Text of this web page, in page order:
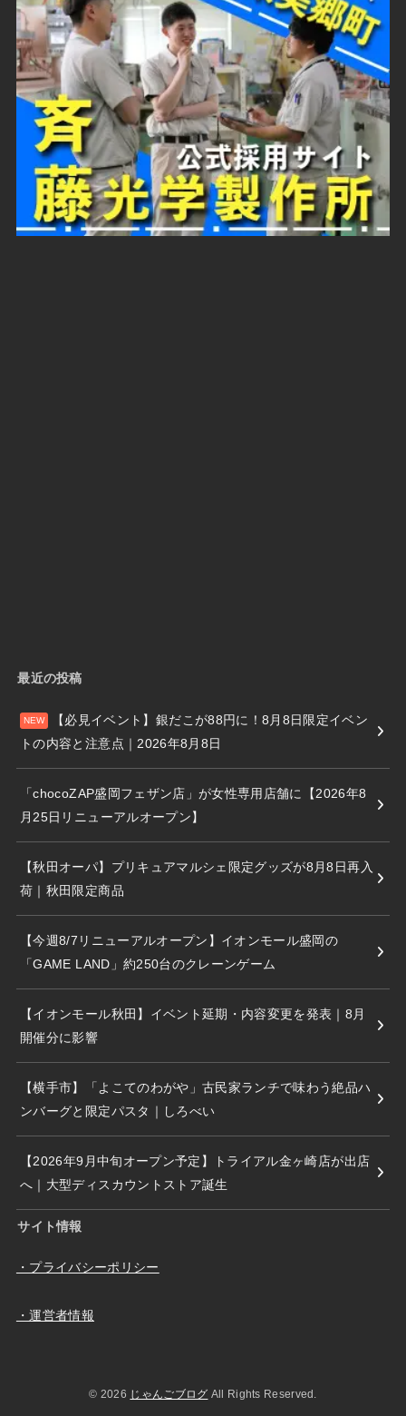
最近の投稿
【必見イベント】銀だこが88円に！8月8日限定イベン
トの内容と注意点｜2026年8月8日
「chocoZAP盛岡フェザン店」が女性専用店舗に【2026年8
月25日リニューアルオープン】
【秋田オーパ】プリキュアマルシェ限定グッズが8月8日再入
荷｜秋田限定商品
【今週8/7リニューアルオープン】イオンモール盛岡の
「GAME LAND」約250台のクレーンゲーム
【イオンモール秋田】イベント延期・内容変更を発表｜8月
開催分に影響
【横手市】「よこてのわがや」古民家ランチで味わう絶品ハ
ンバーグと限定パスタ｜しろべい
【2026年9月中旬オープン予定】トライアル金ヶ崎店が出店
へ｜大型ディスカウントストア誕生
サイト情報
・プライバシーポリシー
・運営者情報
© 2026 じゃんごブログ All Rights Reserved.